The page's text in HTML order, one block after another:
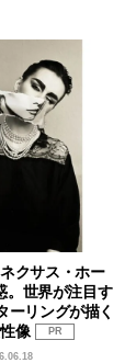
ネクサス・ホー
。世界が注目す
ーリングが描く
像
PR